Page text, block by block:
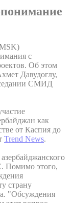
с
Об этом
Давудоглу,
СМИД
как
от Каспия до
Trend News.
Помимо этого,
страну
"Обсуждения